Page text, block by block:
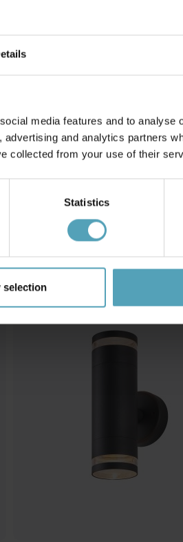
media features and to analyse
and analytics partners
collected from your use of their
Statistics
selection
Karlskrona utendørslampe
kr 397
også